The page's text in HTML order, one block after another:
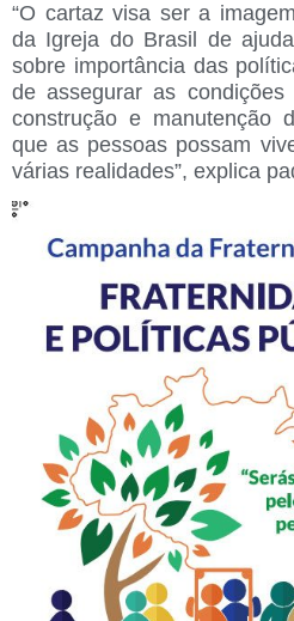
“O cartaz visa ser a
da Igreja do Brasil de
sobre importância das
de assegurar as
construção e manutenção
que as pessoas possam
várias realidades”, explica